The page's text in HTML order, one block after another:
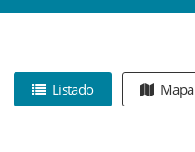
Listado Mapa